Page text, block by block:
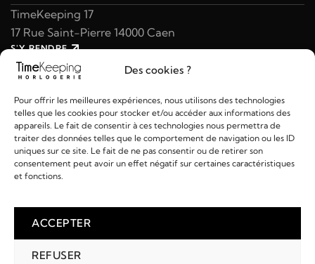
Des cookies ?
Pour offrir les meilleures expériences, nous utilisons des technologies
telles que les cookies pour stocker et/ou accéder aux informations des
appareils. Le fait de consentir à ces technologies nous permettra de
traiter des données telles que le comportement de navigation ou les ID
uniques sur ce site. Le fait de ne pas consentir ou de retirer son
consentement peut avoir un effet négatif sur certaines caractéristiques
et fonctions.
ACCEPTER
REFUSER
TimeKeeping 17
17 Rue Saint-Pierre 14000 Caen
S'Y RENDRE
02 31 47 49 97
contact@timekeeping.fr
Liens utiles
2026 © TIMEKEEPING - Réalisé par